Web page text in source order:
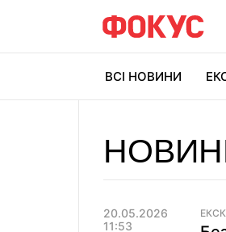
ВСІ НОВИНИ
20.05.2026
11:53